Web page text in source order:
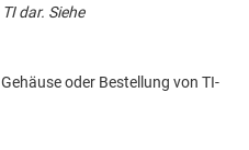
dar. Siehe
oder Bestellung von TI-